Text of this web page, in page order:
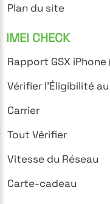
Plan du site
IMEI CHECK
Rapport GSX
Vérifier l'Éligibilité
Carrier
Tout Vérifier
Vitesse du Réseau
Carte-cadeau